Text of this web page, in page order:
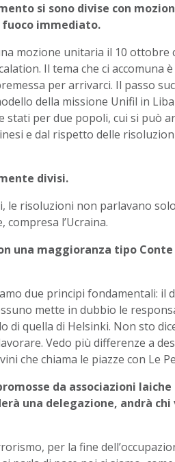
si sono divise con
fuoco immediato.
mozione unitaria il 10 ottobre
Il tema che ci accomuna
per arrivarci. Il passo
della missione Unifil in
stati per due popoli, cui si può
e dal rispetto delle
divisi.
le risoluzioni non parlavano
l’Ucraina.
una maggioranza tipo Conte
due principi fondamentali: il
mette in dubbio le
di quella di Helsinki. Non sto
Vedo più differenze a
che chiama le piazze con Le
da associazioni
una delegazione, andrà
per la fine